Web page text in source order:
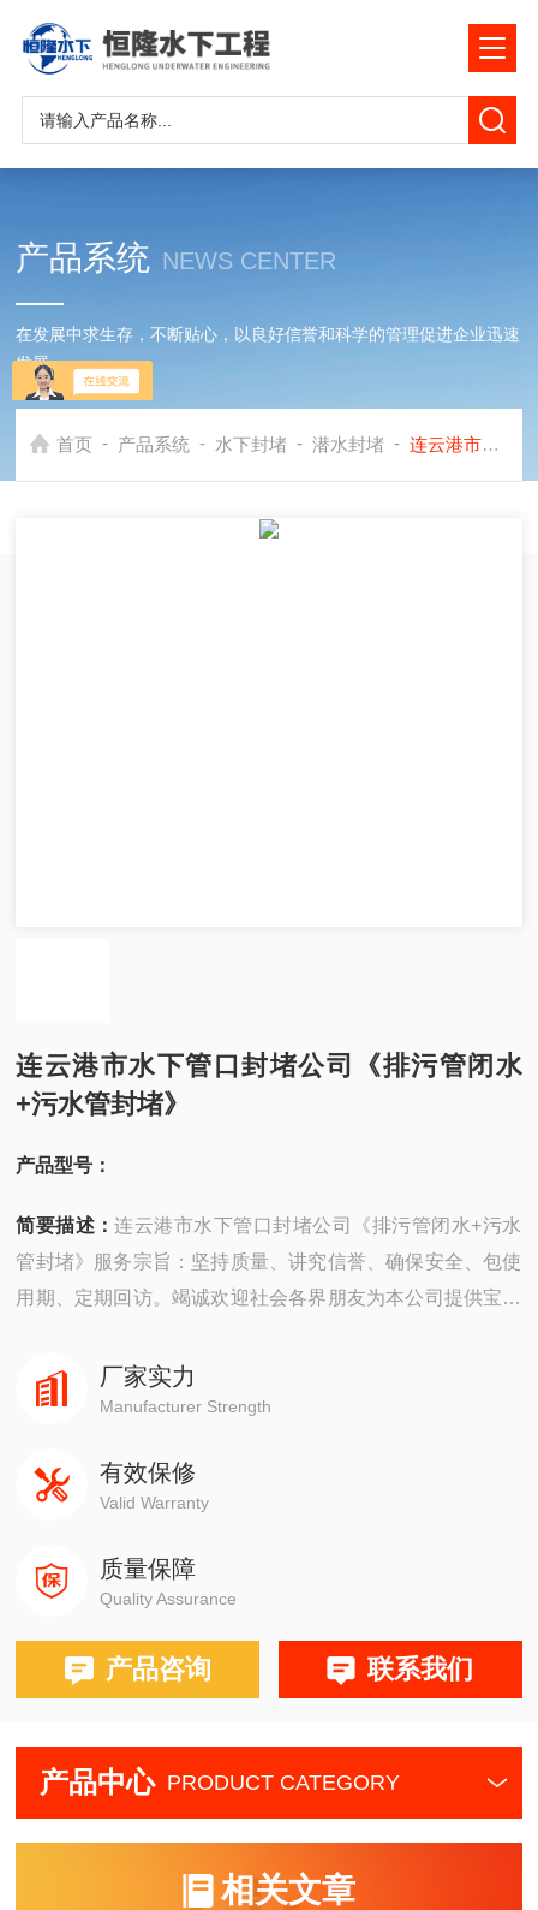
产品系统 NEWS CENTER
在发展中求生存，不断贴心，以良好信誉和科学的管理促进企业迅速
发展
首页 - 产品系统 - 水下封堵 - 潜水封堵 - 连云港市水下管口封堵公司《排污管闭水+污水管封堵》
连云港市水下管口封堵公司《排污管闭水
+污水管封堵》
产品型号：
简要描述：连云港市水下管口封堵公司《排污管闭水+污水
管封堵》服务宗旨：坚持质量、讲究信誉、确保安全、包使
用期、定期回访。竭诚欢迎社会各界朋友为本公司提供宝贵
使潜水特技进一步得到发扬光大。
厂家实力
Manufacturer Strength
有效保修
Valid Warranty
质量保障
Quality Assurance
产品咨询 联系我们
产品中心 PRODUCT CATEGORY
相关文章